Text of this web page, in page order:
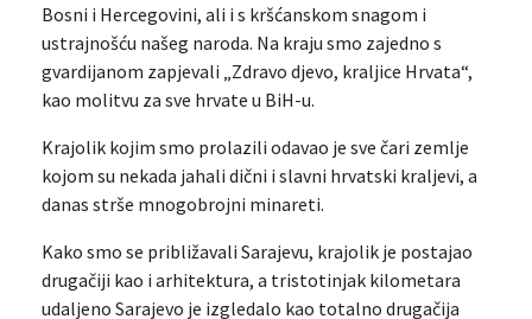
Bosni i Hercegovini, ali i s kršćanskom snagom i
ustrajnošću našeg naroda. Na kraju smo zajedno s
gvardijanom zapjevali „Zdravo djevo, kraljice Hrvata“,
kao molitvu za sve hrvate u BiH-u.
Krajolik kojim smo prolazili odavao je sve čari zemlje
kojom su nekada jahali dični i slavni hrvatski kraljevi, a
danas strše mnogobrojni minareti.
Kako smo se približavali Sarajevu, krajolik je postajao
drugačiji kao i arhitektura, a tristotinjak kilometara
udaljeno Sarajevo je izgledalo kao totalno drugačija